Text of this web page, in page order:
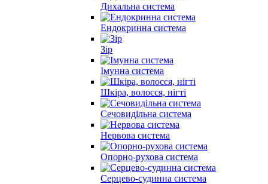
Дихальна система
Ендокринна система
Зір
Імунна система
Шкіра, волосся, нігті
Сечовидільна система
Нервова система
Опорно-рухова система
Серцево-судинна система